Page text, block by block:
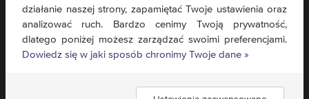
Obsługa Studentów Niestacjonarnych 71 320 27 57
Sekretariat dla Pracowników 71 320 27 15
Mapa serwisu »
działanie naszej strony, zapamiętać Twoje ustawienia oraz
analizować ruch. Bardzo cenimy Twoją prywatność,
dlatego poniżej możesz zarządzać swoimi preferencjami.
Dowiedz się w jaki sposób chronimy Twoje dane »